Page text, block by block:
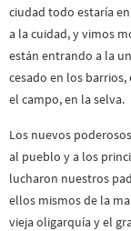
ciudad todo estaría
a la cuidad, y vimos
están entrando a la
cesado en los barrios,
el campo, en la selva.
Los nuevos
al pueblo y a los
lucharon nuestros
ellos mismos de la
vieja oligarquía y el